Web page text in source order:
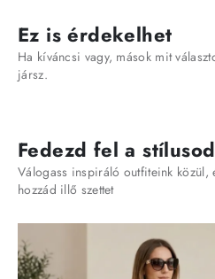
Ez is érdekelhet
Ha kíváncsi vagy, mások mit
jársz.
Fedezd fel a stílusod
Válogass inspiráló outfiteink közül,
hozzád illő szettet